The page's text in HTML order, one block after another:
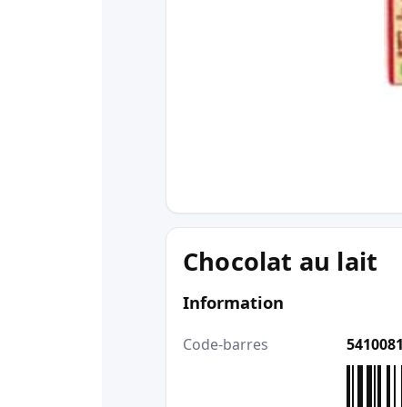
Chocolat au lait
Information
Code-barres